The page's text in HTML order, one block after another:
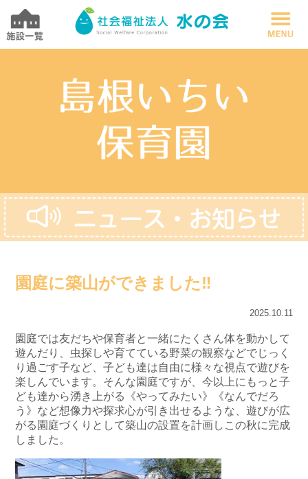
園庭に築山ができました‼
2025.10.11
園庭では友だちや保育者と一緒にたくさん体を動かして
遊んだり、虫探しや育てている野菜の観察などでじっく
り過ごす子など、子ども達は自由に様々な視点で遊びを
楽しんでいます。そんな園庭ですが、今以上にもっと子
ども達から湧き上がる《やってみたい》《なんでだろ
う》など想像力や探求心が引き出せるような、遊びが広
がる園庭づくりとして築山の設置を計画しこの秋に完成
しました。